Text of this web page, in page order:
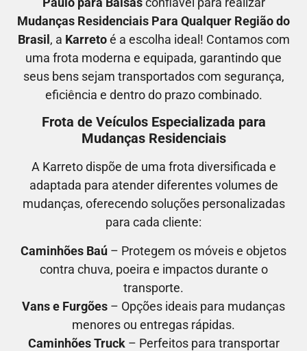
Mudanças Residenciais Para Qualquer Região do
Brasil , a Karretoé a escolha ideal! Contamos com
uma frota moderna e equipada, garantindo que
seus bens sejam transportados com segurança,
eficiência e dentro do prazo combinado.
Frota de Veículos Especializada para
Mudanças Residenciais
A Karreto dispõe de uma frota diversificada e
adaptada para atender diferentes volumes de
mudanças, oferecendo soluções personalizadas
para cada cliente:
Caminhões Baú – Protegem os móveis e objetos
contra chuva, poeira e impactos durante o
transporte.
Vans e Furgões – Opções ideais para mudanças
menores ou entregas rápidas.
Caminhões Truck– Perfeitos para transportar